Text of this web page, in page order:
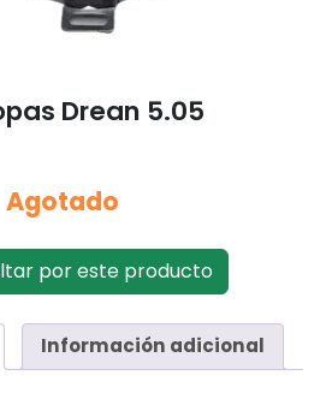
Drean 5.05
Agotado
por este producto
Información adicional